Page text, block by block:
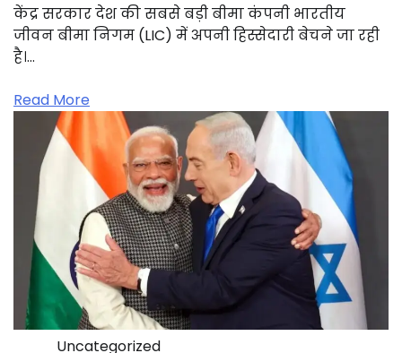
केंद्र सरकार देश की सबसे बड़ी बीमा कंपनी भारतीय
जीवन बीमा निगम (LIC) में अपनी हिस्सेदारी बेचने जा रही
है।…
Read More
Uncategorized